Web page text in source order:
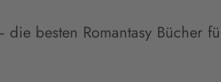
besten Romantasy Bücher